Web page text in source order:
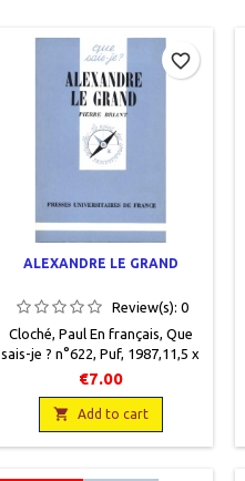
ALEXANDRE LE GRAND
Review(s): 0
Cloché, Paul En français , Que
sais-je ? n°622, Puf , 1987,11,5 x
17,5 , 128 pages , broché ,
mise à jour.
€7.00
 Add to cart
favorite_border